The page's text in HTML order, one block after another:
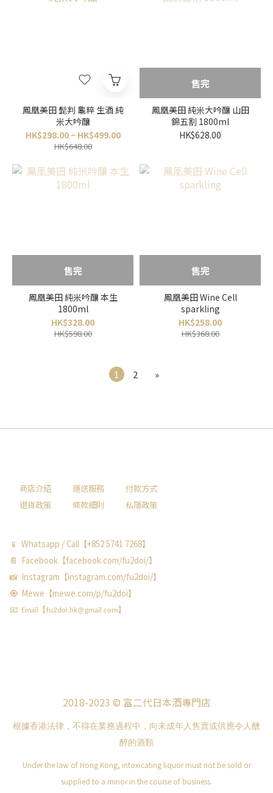
鳳凰美田 髭判 龜粹 生酒 純
米大吟釀
HK$298.00 ~ HK$499.00
HK$648.00
售完
鳳凰美田 純米大吟釀 山田
錦五割 1800ml
HK$628.00
售完
鳳凰美田 純米吟釀 本生
1800ml
HK$328.00
HK$598.00
售完
鳳凰美田 Wine Cell
sparkling
HK$258.00
HK$368.00
1 2 »
商店介紹 運送服務
付款方式
退貨政策
條款細則 私隱政策
📱 Whatsapp / Call【+852 5741 7268】
📔 Facebook【facebook.com/fu2doi/】
📸 Instagram【instagram.com/fu2doi/】
🧿 Mewe【mewe.com/p/fu2doi】
📧 Email【fu2doi.hk@gmail.com】
2018-2023 © 富二代日本酒專門店
根據香港法律，不得在業務過程中，向未成年人售賣或供應令人醺
醉的酒類
Under the law of Hong Kong, intoxicating liquor must not be sold or
supplied to a minor in the course of business.